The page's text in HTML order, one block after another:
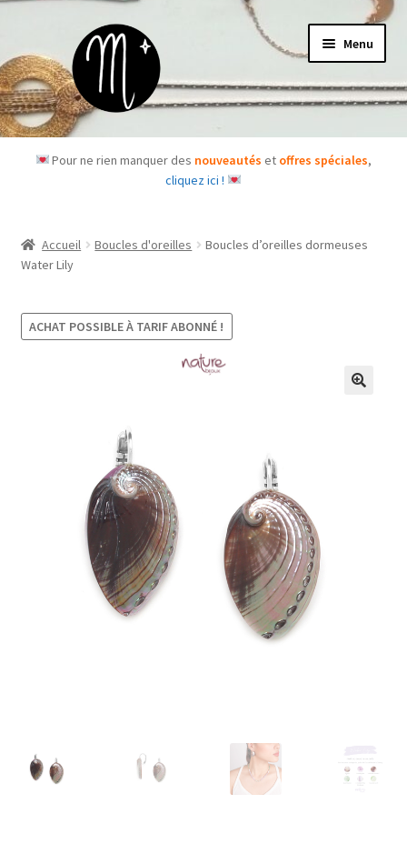
à
la
navigation
au
contenu
Menu
Accueil
Les box
Ma Wishlist
Pour ne rien manquer des nouveautéset offres spéciales,
cliquez ici !
Accueil Boucles d'oreilles
Boucles d’oreilles dormeuses
Water Lily
ACHAT POSSIBLE À TARIF ABONNÉ !